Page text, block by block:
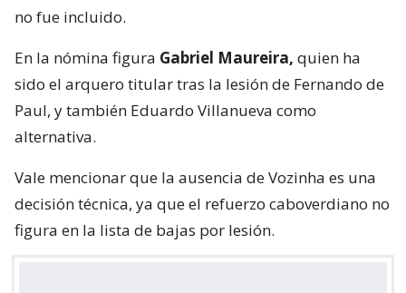
no fue incluido.
En la nómina figura Gabriel Maureira, quien ha
sido el arquero titular tras la lesión de Fernando de
Paul, y también Eduardo Villanueva como
alternativa.
Vale mencionar que la ausencia de Vozinha es una
decisión técnica, ya que el refuerzo caboverdiano no
figura en la lista de bajas por lesión.